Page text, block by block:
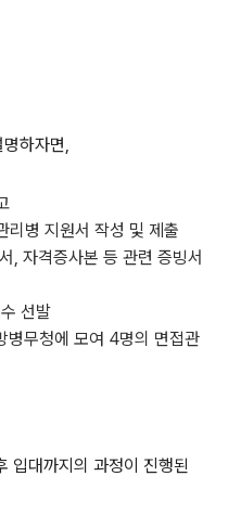
하자면,
리병 지원서 작성 및 제출
, 자격증사본 등 관련 증빙서
선발
병무청에 모여 4명의 면접관
입대까지의 과정이 진행된